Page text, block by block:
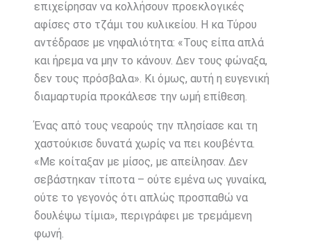
επιχείρησαν να κολλήσουν προεκλογικές
αφίσες στο τζάμι του κυλικείου. Η κα Τύρου
αντέδρασε με νηφαλιότητα: «Τους είπα απλά
και ήρεμα να μην το κάνουν. Δεν τους φώναξα,
δεν τους πρόσβαλα». Κι όμως, αυτή η ευγενική
διαμαρτυρία προκάλεσε την ωμή επίθεση.
Ένας από τους νεαρούς την πλησίασε και τη
χαστούκισε δυνατά χωρίς να πει κουβέντα.
«Με κοίταξαν με μίσος, με απείλησαν. Δεν
σεβάστηκαν τίποτα – ούτε εμένα ως γυναίκα,
ούτε το γεγονός ότι απλώς προσπαθώ να
δουλέψω τίμια», περιγράφει με τρεμάμενη
φωνή.